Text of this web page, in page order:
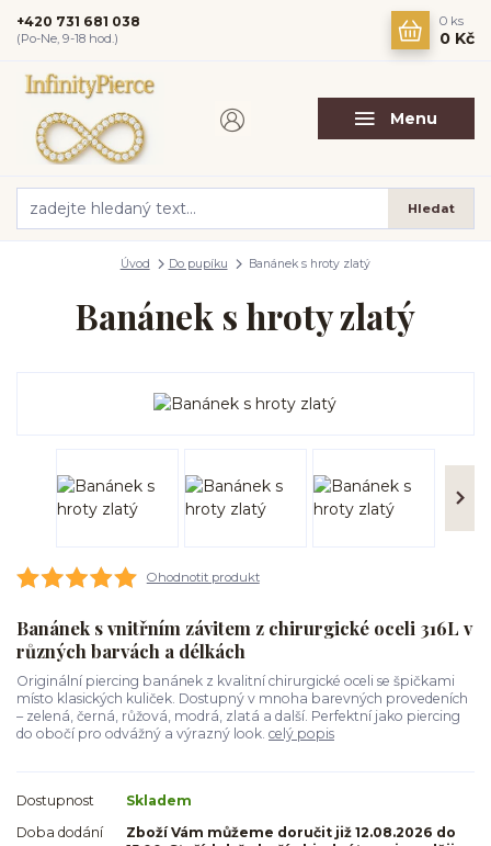
Menu
Hledat
+420 731 681 038
(Po-Ne, 9-18 hod.)
0 ks
0 Kč
Úvod Do pupíku Banánek s hroty zlatý
Banánek s hroty zlatý
Ohodnotit produkt
Banánek s vnitřním závitem z chirurgické oceli 316L v
různých barvách a délkách
Originální piercing banánek z kvalitní chirurgické oceli se špičkami
místo klasických kuliček. Dostupný v mnoha barevných provedeních
– zelená, černá, růžová, modrá, zlatá a další. Perfektní jako piercing
do obočí pro odvážný a výrazný look. celý popis
Dostupnost
Skladem
Doba dodání
Zboží Vám můžeme doručit již 12.08.2026 do